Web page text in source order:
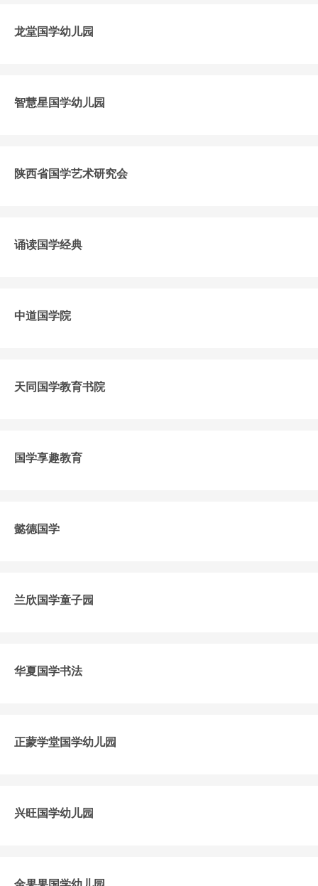
龙堂国学幼儿园
智慧星国学幼儿园
陕西省国学艺术研究会
诵读国学经典
中道国学院
天同国学教育书院
国学享趣教育
懿德国学
兰欣国学童子园
华夏国学书法
正蒙学堂国学幼儿园
兴旺国学幼儿园